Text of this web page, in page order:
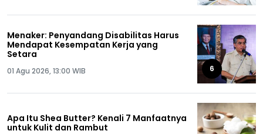
Menaker: Penyandang Disabilitas Harus
Mendapat Kesempatan Kerja yang
Setara
01 Agu 2026, 13:00 WIB 6
Apa Itu Shea Butter? Kenali 7 Manfaatnya
untuk Kulit dan Rambut